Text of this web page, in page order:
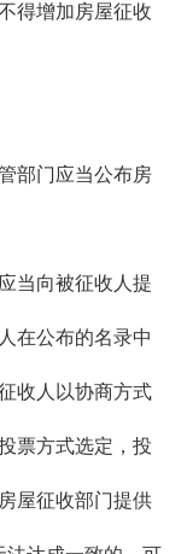
得增加房屋征收
部门应当公布房
当向被征收人提
在公布的名录中
收人以协商方式
票方式选定，投
屋征收部门提供